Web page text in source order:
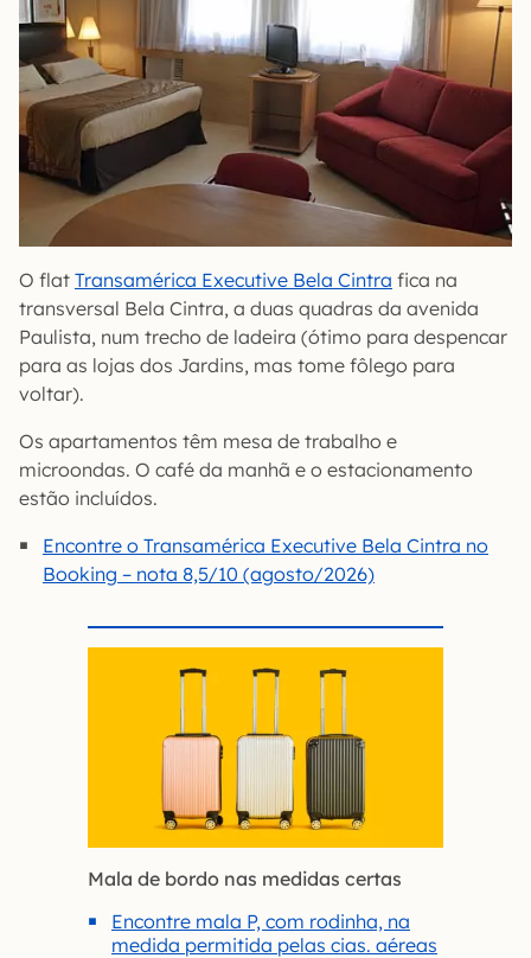
O flat Transamérica Executive Bela Cintra fica na
transversal Bela Cintra, a duas quadras da avenida
Paulista, num trecho de ladeira (ótimo para despencar
para as lojas dos Jardins, mas tome fôlego para
voltar).
Os apartamentos têm mesa de trabalho e
microondas. O café da manhã e o estacionamento
estão incluídos.
Encontre o Transamérica Executive Bela Cintra no
Booking – nota 8,5/10 (agosto/2026)
Mala de bordo nas medidas certas
Encontre mala P, com rodinha, na
medida permitida pelas cias. aéreas